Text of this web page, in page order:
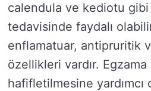
calendula ve kediotu
tedavisinde faydalı
enflamatuar, antipruritik
özellikleri vardır. Egzama
hafifletilmesine